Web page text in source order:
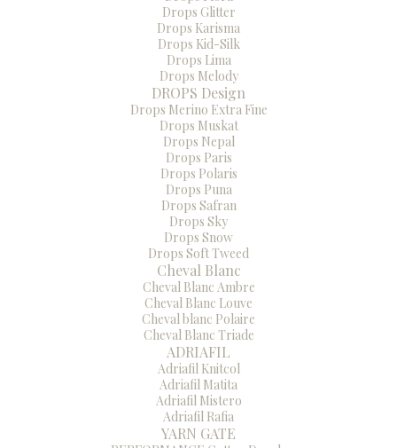
Drops Glitter
Drops Karisma
Drops Kid-Silk
Drops Lima
Drops Melody
DROPS Design
Drops Merino Extra Fine
Drops Muskat
Drops Nepal
Drops Paris
Drops Polaris
Drops Puna
Drops Safran
Drops Sky
Drops Snow
Drops Soft Tweed
Cheval Blanc
Cheval Blanc Ambre
Cheval Blanc Louve
Cheval blanc Polaire
Cheval Blanc Triade
ADRIAFIL
Adriafil Knitcol
Adriafil Matita
Adriafil Mistero
Adriafil Rafia
YARN GATE